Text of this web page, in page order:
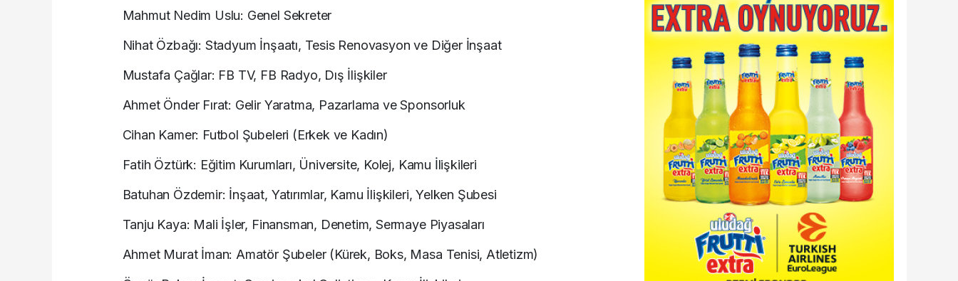
Mahmut Nedim Uslu: Genel Sekreter
Nihat Özbağı: Stadyum İnşaatı, Tesis Renovasyon ve Diğer İnşaat
Mustafa Çağlar: FB TV, FB Radyo, Dış İlişkiler
Ahmet Önder Fırat: Gelir Yaratma, Pazarlama ve Sponsorluk
Cihan Kamer: Futbol Şubeleri (Erkek ve Kadın)
Fatih Öztürk: Eğitim Kurumları, Üniversite, Kolej, Kamu İlişkileri
Batuhan Özdemir: İnşaat, Yatırımlar, Kamu İlişkileri, Yelken Şubesi
Tanju Kaya: Mali İşler, Finansman, Denetim, Sermaye Piyasaları
Ahmet Murat İman: Amatör Şubeler (Kürek, Boks, Masa Tenisi, Atletizm)